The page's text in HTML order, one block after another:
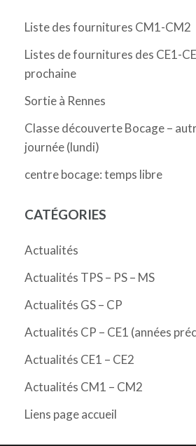
Liste des fournitures CM1-CM2
Listes de fournitures des CE1-
prochaine
Sortie à Rennes
Classe découverte Bocage –
journée (lundi)
centre bocage: temps libre
CATÉGORIES
Actualités
Actualités TPS – PS – MS
Actualités GS – CP
Actualités CP – CE1 (années
Actualités CE1 – CE2
Actualités CM1 – CM2
Liens page accueil